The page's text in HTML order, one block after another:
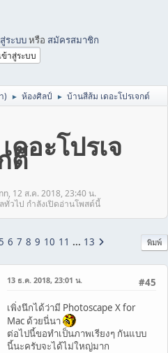
ระบบหรือ สมัครสมาชิก
) ► ห้องศิลป์ ► บ้านสีส้ม เดอะโปรเจกต์
อะโปรเจ
ต์
12 ส.ค. 2018, 23:40 น.
วไป กำลังเปิดอ่านโพสต์นี้
พิมพ์
5 6 7 8 9 10 11 ... 13
#45
13 ธ.ค. 2018, 23:01 น.
เพิ่งนึกได้ว่ามี Photoscape X for
Mac ด้วยนี่นา
ต่อไปนี้ขอทำเป็นภาพเรียงๆ กันแบบ
นี้นะครับจะได้ไม่ใหญ่มาก